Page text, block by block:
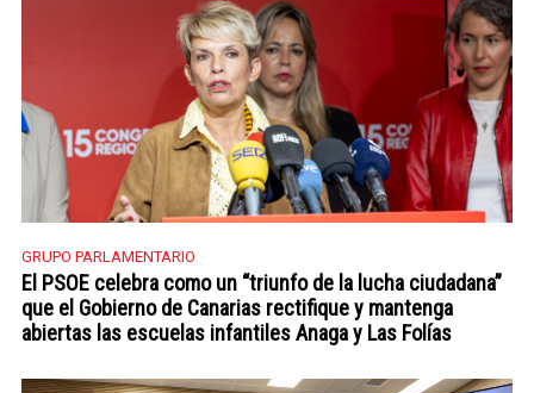
GRUPO PARLAMENTARIO
El PSOE celebra como un “triunfo de la lucha ciudadana”
que el Gobierno de Canarias rectifique y mantenga
abiertas las escuelas infantiles Anaga y Las Folías